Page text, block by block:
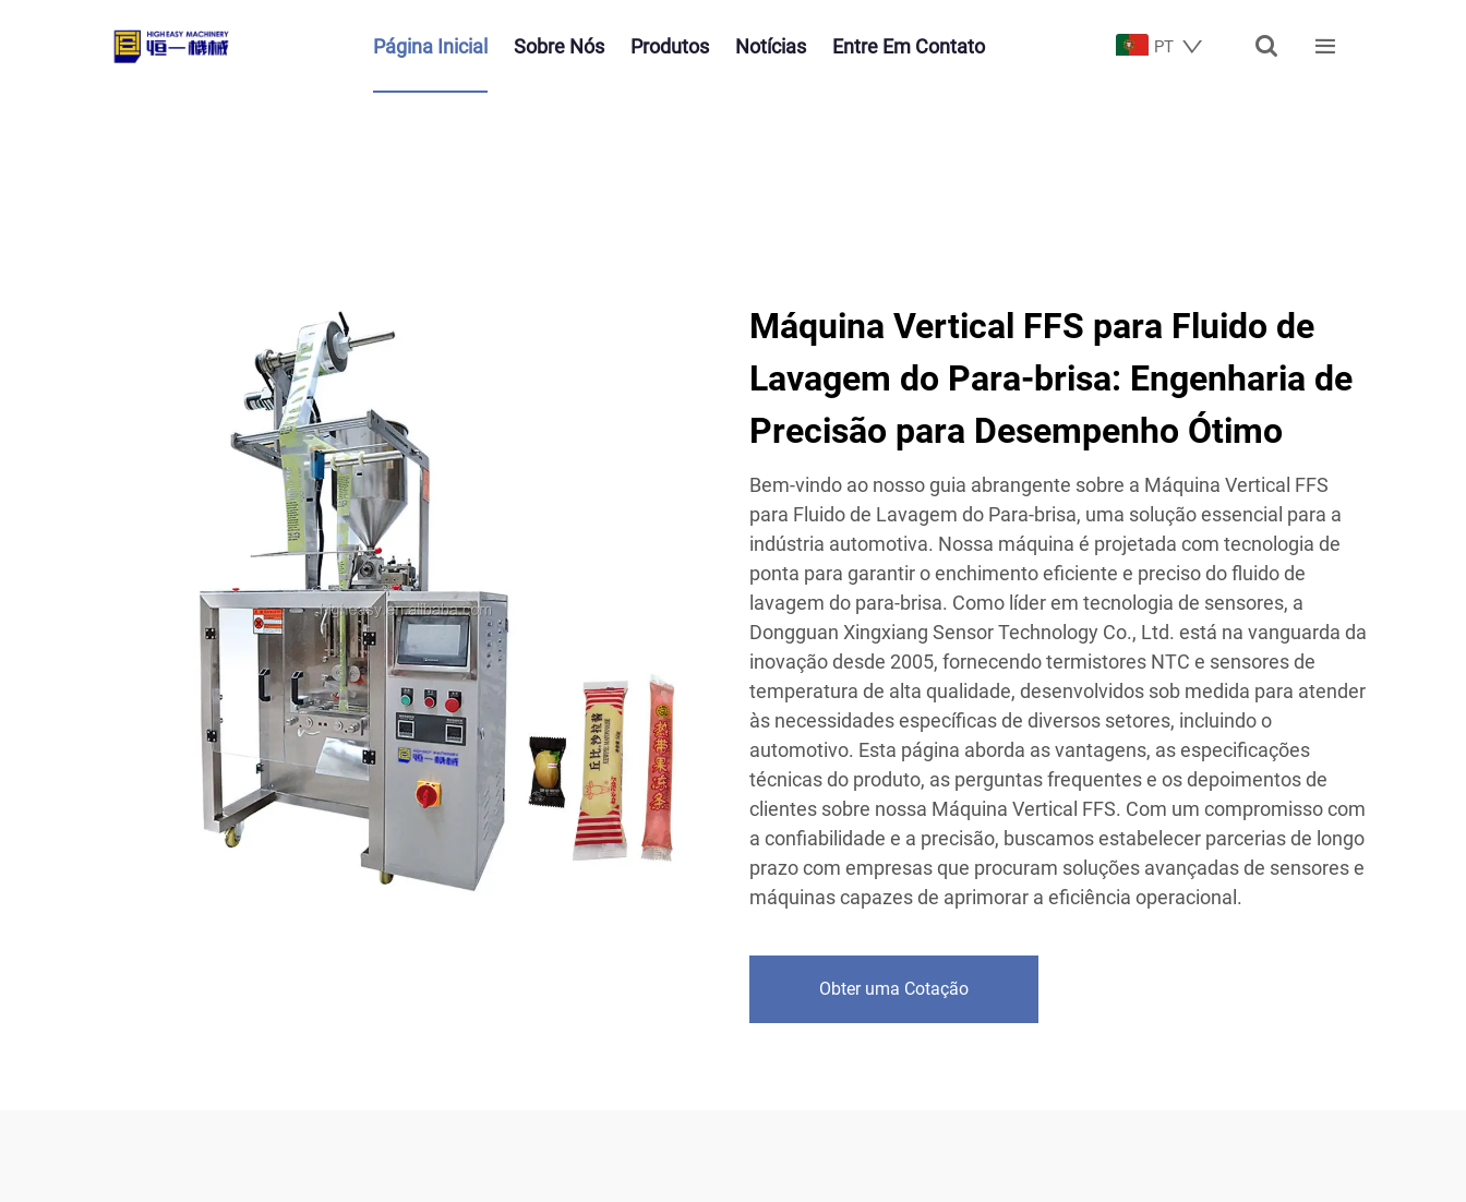
Página Inicial Sobre Nós Produtos Notícias Entre Em Contato PT  
Máquina Vertical FFS para Fluido de
Lavagem do Para-brisa: Engenharia de
Precisão para Desempenho Ótimo
Bem-vindo ao nosso guia abrangente sobre a Máquina Vertical FFS
para Fluido de Lavagem do Para-brisa, uma solução essencial para a
indústria automotiva. Nossa máquina é projetada com tecnologia de
ponta para garantir o enchimento eficiente e preciso do fluido de
lavagem do para-brisa. Como líder em tecnologia de sensores, a
Dongguan Xingxiang Sensor Technology Co., Ltd. está na vanguarda da
inovação desde 2005, fornecendo termistores NTC e sensores de
temperatura de alta qualidade, desenvolvidos sob medida para atender
às necessidades específicas de diversos setores, incluindo o
automotivo. Esta página aborda as vantagens, as especificações
técnicas do produto, as perguntas frequentes e os depoimentos de
clientes sobre nossa Máquina Vertical FFS. Com um compromisso com
a confiabilidade e a precisão, buscamos estabelecer parcerias de longo
prazo com empresas que procuram soluções avançadas de sensores e
máquinas capazes de aprimorar a eficiência operacional.
Obter uma Cotação